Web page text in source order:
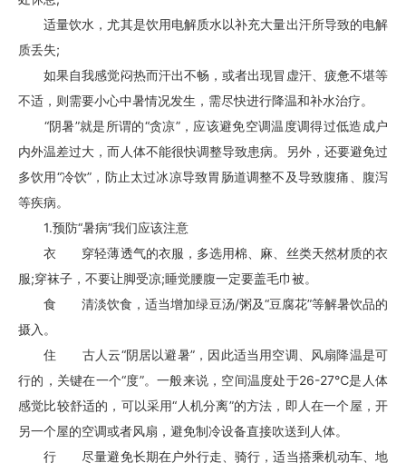
适量饮水，尤其是饮用电解质水以补充大量出汗所导致的电解
质丢失;
如果自我感觉闷热而汗出不畅，或者出现冒虚汗、疲惫不堪等
不适，则需要小心中暑情况发生，需尽快进行降温和补水治疗。
“阴暑”就是所谓的“贪凉”，应该避免空调温度调得过低造成户
内外温差过大，而人体不能很快调整导致患病。另外，还要避免过
多饮用“冷饮”，防止太过冰凉导致胃肠道调整不及导致腹痛、腹泻
等疾病。
1.预防“暑病”我们应该注意
衣 穿轻薄透气的衣服，多选用棉、麻、丝类天然材质的衣
服;穿袜子，不要让脚受凉;睡觉腰腹一定要盖毛巾被。
食 清淡饮食，适当增加绿豆汤/粥及“豆腐花”等解暑饮品的
摄入。
住 古人云“阴居以避暑”，因此适当用空调、风扇降温是可
行的，关键在一个“度”。一般来说，空间温度处于26-27℃是人体
感觉比较舒适的，可以采用“人机分离”的方法，即人在一个屋，开
另一个屋的空调或者风扇，避免制冷设备直接吹送到人体。
行 尽量避免长期在户外行走、骑行，适当搭乘机动车、地